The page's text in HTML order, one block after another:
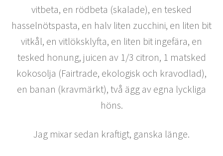
vitbeta, en rödbeta (skalade), en tesked
hasselnötspasta, en halv liten zucchini, en liten bit
vitkål, en vitlöksklyfta, en liten bit ingefära, en
tesked honung, juicen av 1/3 citron, 1 matsked
kokosolja (Fairtrade, ekologisk och kravodlad),
en banan (kravmärkt), två ägg av egna lyckliga
höns.
Jag mixar sedan kraftigt, ganska länge.